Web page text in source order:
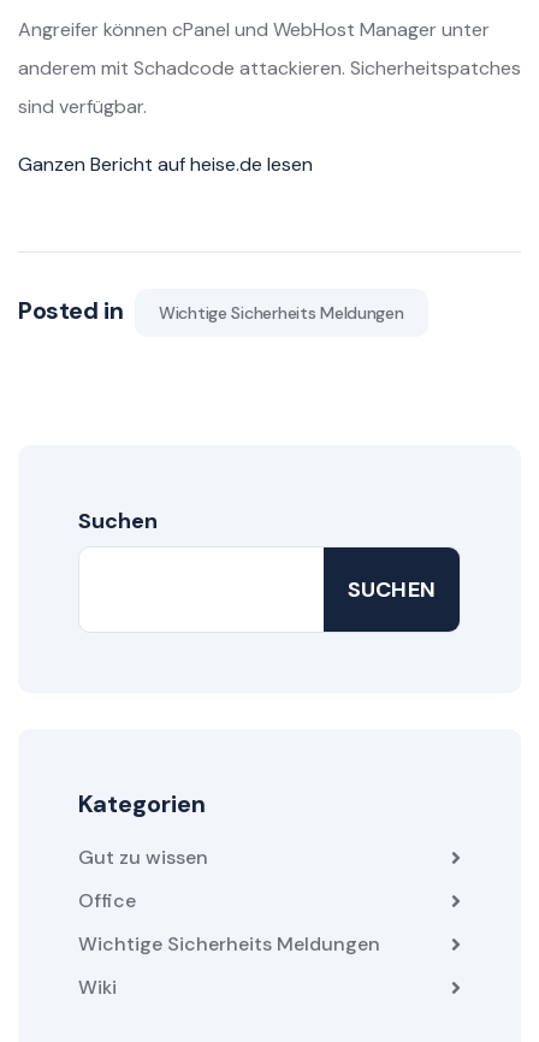
Angreifer können cPanel und WebHost Manager unter
anderem mit Schadcode attackieren. Sicherheitspatches
sind verfügbar.
Ganzen Bericht auf heise.de lesen
Posted in Wichtige Sicherheits Meldungen
Suchen
SUCHEN
Kategorien
Gut zu wissen
Office
Wichtige Sicherheits Meldungen
Wiki